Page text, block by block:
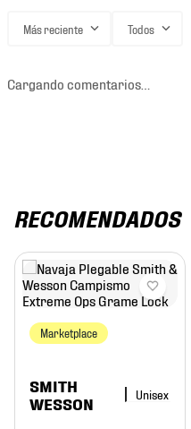
Más reciente Todos
Cargando comentarios…
RECOMENDADOS
Marketplace
SMITH
WESSON